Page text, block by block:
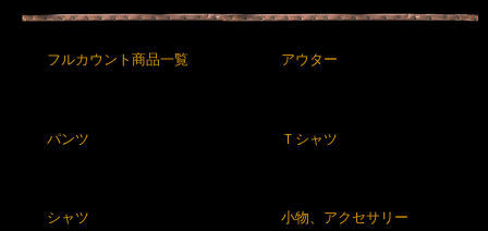
フルカウント商品一覧 アウター
パンツ Ｔシャツ
シャツ 小物、アクセサリー